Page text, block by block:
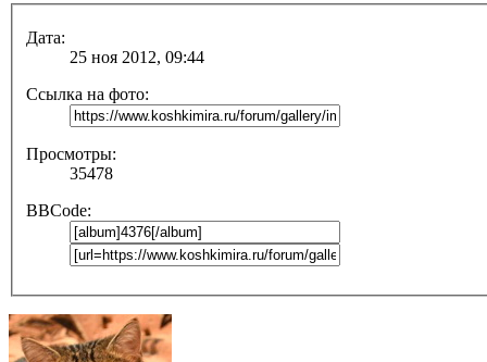
Дата:
25 ноя 2012, 09:44
Ссылка на фото:
Просмотры:
35478
BBCode: